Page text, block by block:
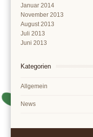
Januar 2014
November 2013
August 2013
Juli 2013
Juni 2013
Kategorien
Allgemein
News